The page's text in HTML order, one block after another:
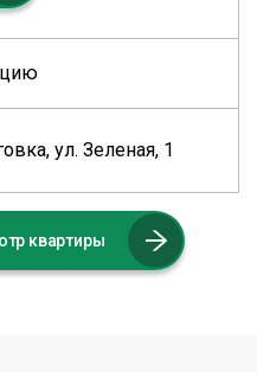
ул. Зеленая, 1
квартиры